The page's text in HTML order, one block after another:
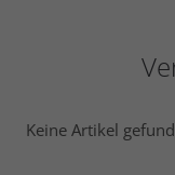
Keine Artikel